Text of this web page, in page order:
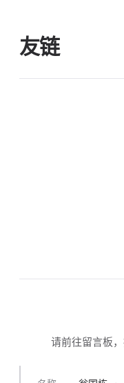
友链
请前往留言板